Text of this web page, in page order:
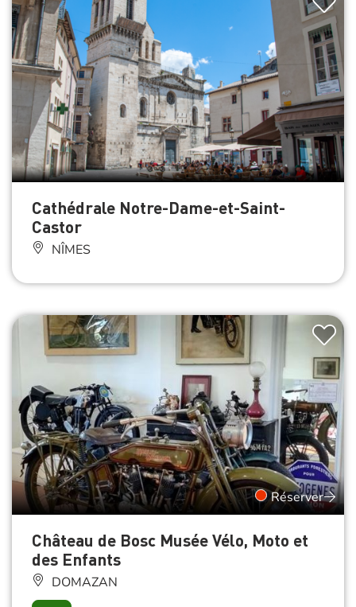
Cathédrale Notre-Dame-et-Saint-
Castor
NÎMES
Réserver
Château de Bosc Musée Vélo, Moto et
des Enfants
DOMAZAN